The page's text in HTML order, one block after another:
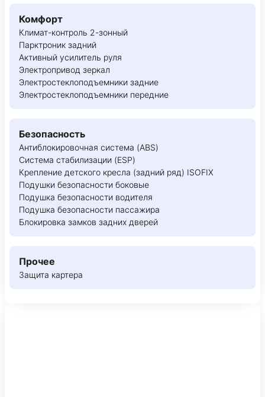
Комфорт
Климат-контроль 2-зонный
Парктроник задний
Активный усилитель руля
Электропривод зеркал
Электростеклоподъемники задние
Электростеклоподъемники передние
Безопасность
Антиблокировочная система (ABS)
Система стабилизации (ESP)
Крепление детского кресла (задний ряд) ISOFIX
Подушки безопасности боковые
Подушка безопасности водителя
Подушка безопасности пассажира
Блокировка замков задних дверей
Прочее
Защита картера